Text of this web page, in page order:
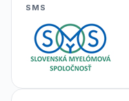
SMS